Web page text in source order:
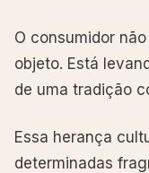
O consumidor
objeto. Está
de uma tradição
Essa herança
determinadas